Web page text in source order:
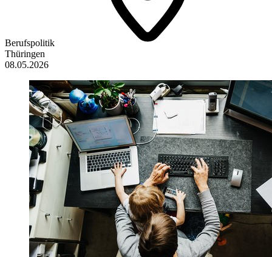
Berufspolitik
Thüringen
08.05.2026